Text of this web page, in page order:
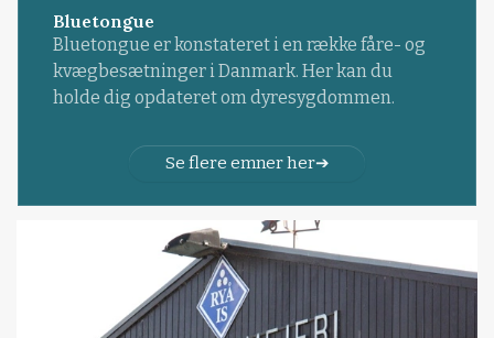
Bluetongue
Bluetongue er konstateret i en række fåre- og
kvægbesætninger i Danmark. Her kan du
holde dig opdateret om dyresygdommen.
Se flere emner her